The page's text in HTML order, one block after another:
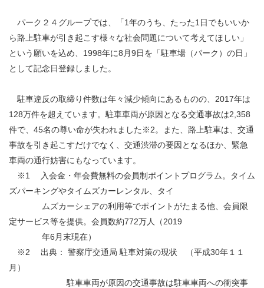
パーク２４グループでは、「1年のうち、たった1日でもいいか
ら路上駐車が引き起こす様々な社会問題について考えてほしい」
という願いを込め、1998年に8月9日を「駐車場（パーク）の日」
として記念日登録しました。
駐車違反の取締り件数は年々減少傾向にあるものの、2017年は
128万件を超えています。駐車車両が原因となる交通事故は2,358
件で、45名の尊い命が失われました※2。また、路上駐車は、交通
事故を引き起こすだけでなく、交通渋滞の要因となるほか、緊急
車両の通行妨害にもなっています。
※1 入会金・年会費無料の会員制ポイントプログラム。タイム
ズパーキングやタイムズカーレンタル、タイ
ムズカーシェアの利用等でポイントがたまる他、会員限
定サービス等を提供。会員数約772万人（2019
年6月末現在）
※2 出典： 警察庁交通局 駐車対策の現状 （平成30年１１
月）
駐車車両が原因の交通事故は駐車車両への衝突事